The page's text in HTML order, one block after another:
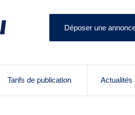
Déposer une
Tarifs de publication Actualités